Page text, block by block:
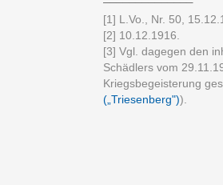
[1] L.Vo., Nr. 50,
[2] 10.12.1916.
[3] Vgl. dagegen den
Schädlers vom
Kriegsbegeisterung
(„Triesenberg")).